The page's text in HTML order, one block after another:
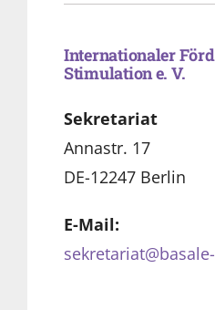
Internationaler
Stimulation e. V.
Sekretariat
Annastr. 17
DE-12247 Berlin
E-Mail: